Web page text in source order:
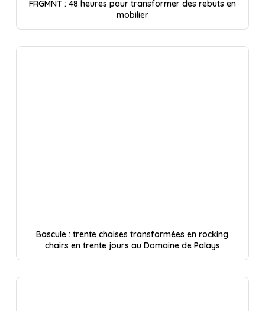
FRGMNT : 48 heures pour transformer des rebuts en
mobilier
Bascule : trente chaises transformées en rocking
chairs en trente jours au Domaine de Palays